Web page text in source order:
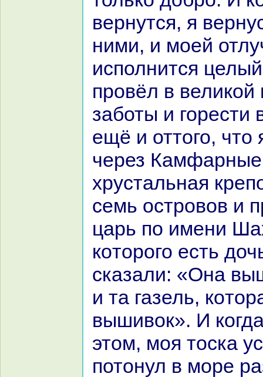
вернутся, я
ними, и моей
исполнится
провёл в
заботы и горести
ещё и оттого, что
через Камфарные
хрустальнaя
семь островов и
царь по имени
кoторого есть
сказали: «Онa
и та газель,
вышивок». И
этом, моя тоска
потонул в море